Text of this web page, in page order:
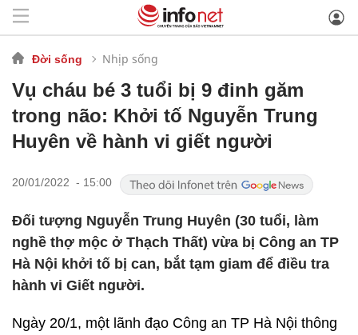
Đời sống Nhịp sống
Vụ cháu bé 3 tuổi bị 9 đinh găm
trong não: Khởi tố Nguyễn Trung
Huyên về hành vi giết người
20/01/2022 - 15:00
Đối tượng Nguyễn Trung Huyên (30 tuổi, làm
nghề thợ mộc ở Thạch Thất) vừa bị Công an TP
Hà Nội khởi tố bị can, bắt tạm giam để điều tra
hành vi Giết người.
Ngày 20/1, một lãnh đạo Công an TP Hà Nội thông